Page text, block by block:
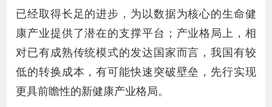
已经取得长足的进步，为以数据为核心的生命健
康产业提供了潜在的支撑平台；产业格局上，相
对已有成熟传统模式的发达国家而言，我国有较
低的转换成本，有可能快速突破壁垒，先行实现
更具前瞻性的新健康产业格局。